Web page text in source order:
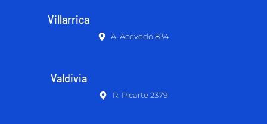
Villarrica
A. Acevedo 834
Valdivia
R. Picarte 2379